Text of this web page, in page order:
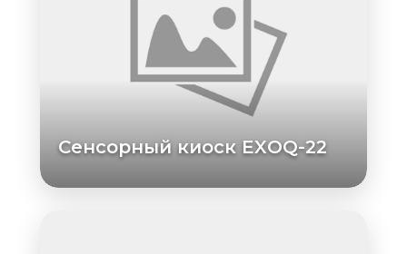
Сенсорный киоск EXOQ-22